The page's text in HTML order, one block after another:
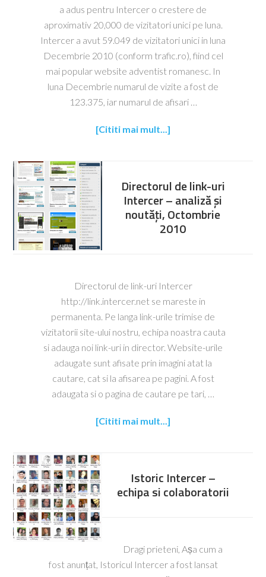
a adus pentru Intercer o crestere de
aproximativ 20,000 de vizitatori unici pe luna.
Intercer a avut 59.049 de vizitatori unici in luna
Decembrie 2010 (conform trafic.ro), fiind cel
mai popular website adventist romanesc. In
luna Decembrie numarul de vizite a fost de
123.375, iar numarul de afisari …
[Cititi mai mult...]
Directorul de link-uri
Intercer – analiză și
noutăți, Octombrie
2010
Directorul de link-uri Intercer
http://link.intercer.net se mareste in
permanenta. Pe langa link-urile trimise de
vizitatorii site-ului nostru, echipa noastra cauta
si adauga noi link-uri in director. Website-urile
adaugate sunt afisate prin imagini atat la
cautare, cat si la afisarea pe pagini. A fost
adaugata si o pagina de cautare pe tari, …
[Cititi mai mult...]
Istoric Intercer –
echipa si colaboratorii
Dragi prieteni, Așa cum a
fost anunțat, Istoricul Intercer a fost lansat